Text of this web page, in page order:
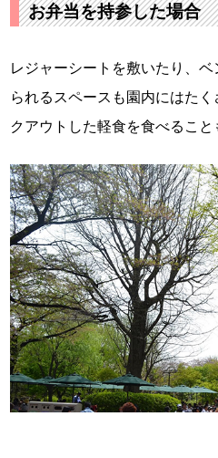
お弁当を持参した場合
レジャーシートを敷いたり、
られるスペースも園内にはた
クアウトした軽食を食べること